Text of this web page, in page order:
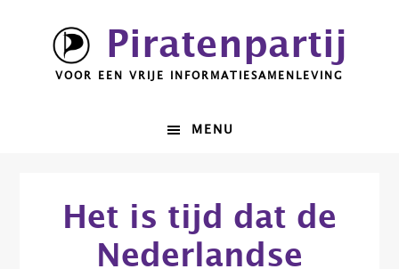
hoofdnavigatie
Piratenpartij
VOOR EEN VRIJE INFORMATIESAMENLEVING
MENU
Het is tijd dat de
Nederlandse